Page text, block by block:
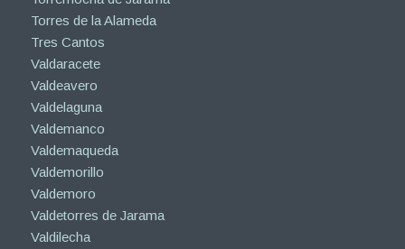
Torres de la Alameda
Tres Cantos
Valdaracete
Valdeavero
Valdelaguna
Valdemanco
Valdemaqueda
Valdemorillo
Valdemoro
Valdetorres de Jarama
Valdilecha